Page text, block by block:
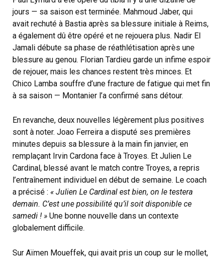
jours — sa saison est terminée. Mahmoud Jaber, qui
avait rechuté à Bastia après sa blessure initiale à Reims,
a également dû être opéré et ne rejouera plus. Nadir El
Jamali débute sa phase de réathlétisation après une
blessure au genou. Florian Tardieu garde un infime espoir
de rejouer, mais les chances restent très minces. Et
Chico Lamba souffre d’une fracture de fatigue qui met fin
à sa saison — Montanier l’a confirmé sans détour.
En revanche, deux nouvelles légèrement plus positives
sont à noter. Joao Ferreira a disputé ses premières
minutes depuis sa blessure à la main fin janvier, en
remplaçant Irvin Cardona face à Troyes. Et Julien Le
Cardinal, blessé avant le match contre Troyes, a repris
l’entraînement individuel en début de semaine. Le coach
a précisé : « Julien Le Cardinal est bien, on le testera
demain. C’est une possibilité qu’il soit disponible ce
samedi ! » Une bonne nouvelle dans un contexte
globalement difficile.
Sur Aïmen Moueffek, qui avait pris un coup sur le mollet,